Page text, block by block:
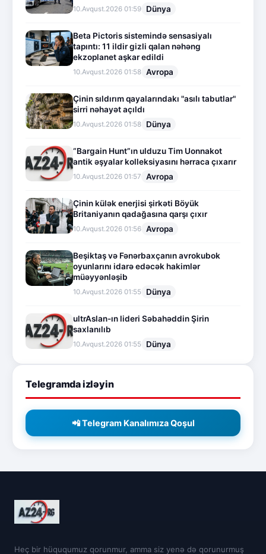
10.Avqust.2026 01:59 Dünya
Beta Pictoris sistemində sensasiyalı
tapıntı: 11 ildir gizli qalan nəhəng
ekzoplanet aşkar edildi
10.Avqust.2026 01:58 Avropa
Çinin sıldırım qayalarındakı "asılı tabutlar"
sirri nəhayət açıldı
10.Avqust.2026 01:58 Dünya
“Bargain Hunt”ın ulduzu Tim Uonnakot
antik əşyalar kolleksiyasını hərraca çıxarır
10.Avqust.2026 01:57 Avropa
Çinin külək enerjisi şirkəti Böyük
Britaniyanın qadağasına qarşı çıxır
10.Avqust.2026 01:56 Avropa
Beşiktaş və Fənərbaxçanın avrokubok
oyunlarını idarə edəcək hakimlər
müəyyənləşib
10.Avqust.2026 01:55 Dünya
ultrAslan-ın lideri Səbahəddin Şirin
saxlanılıb
10.Avqust.2026 01:55 Dünya
Telegramda izləyin
📲 Telegram Kanalımıza Qoşul
Heç bir hüququmuz qorunmur, amma siz yenə də qorunurmuş